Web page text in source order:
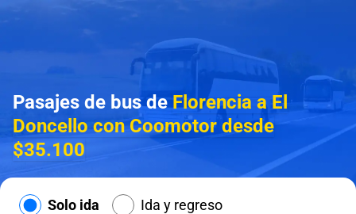
Pasajes de bus deFlorencia a El
Doncello con Coomotor desde
$35.100
Solo ida Ida y regreso